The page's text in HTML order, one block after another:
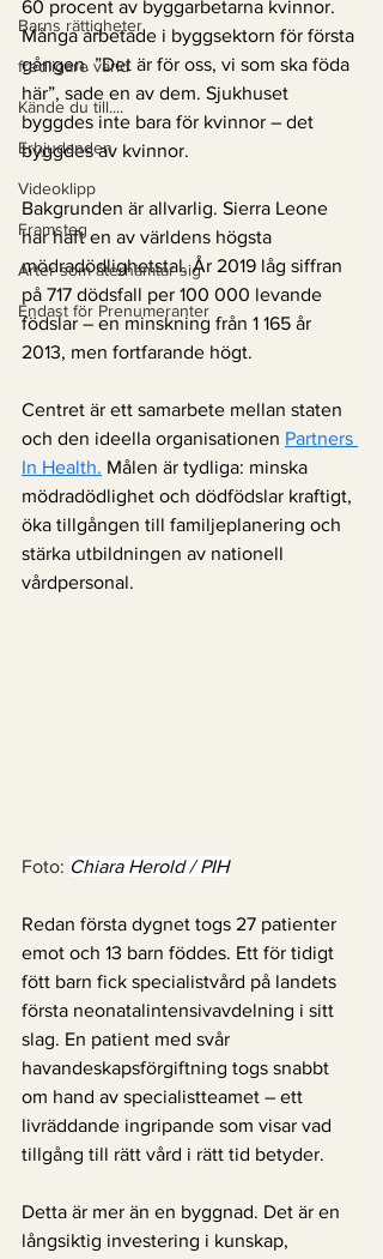
Barns rättigheter
fredligare värld
Kände du till....
Erbjudanden
Videoklipp
Framsteg
Arter som återhämtar sig
Endast för Prenumeranter
60 procent av byggarbetarna kvinnor.
Många arbetade i byggsektorn för första
gången. ”Det är för oss, vi som ska föda
här”, sade en av dem. Sjukhuset
byggdes inte bara för kvinnor – det
byggdes av kvinnor.
Bakgrunden är allvarlig. Sierra Leone
har haft en av världens högsta
mödradödlighetstal. År 2019 låg siffran
på 717 dödsfall per 100 000 levande
födslar – en minskning från 1 165 år
2013, men fortfarande högt.
Centret är ett samarbete mellan staten
och den ideella organisationen Partners
In Health. Målen är tydliga: minska
mödradödlighet och dödfödslar kraftigt,
öka tillgången till familjeplanering och
stärka utbildningen av nationell
vårdpersonal.
Foto: Chiara Herold / PIH
Redan första dygnet togs 27 patienter
emot och 13 barn föddes. Ett för tidigt
fött barn fick specialistvård på landets
första neonatalintensivavdelning i sitt
slag. En patient med svår
havandeskapsförgiftning togs snabbt
om hand av specialistteamet – ett
livräddande ingripande som visar vad
tillgång till rätt vård i rätt tid betyder.
Detta är mer än en byggnad. Det är en
långsiktig investering i kunskap,